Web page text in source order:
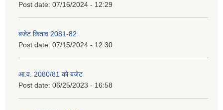
Post date: 07/16/2024 - 12:29
बजेट किताव 2081-82
Post date: 07/15/2024 - 12:30
आ.व. 2080/81 को बजेट
Post date: 06/25/2023 - 16:58